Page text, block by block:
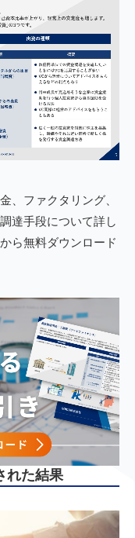
、ファクタリング、
達手段について詳し
ら無料ダウンロード
れた結果